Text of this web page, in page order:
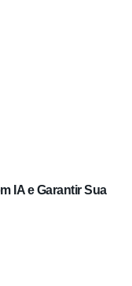
IA e Garantir Sua